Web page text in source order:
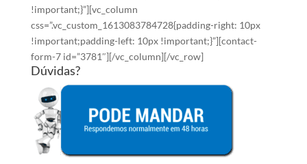
!important;}”][vc_column
css=”.vc_custom_1613083784728{padding-right: 10px
!important;padding-left: 10px !important;}”][contact-
form-7 id=”3781″][/vc_column][/vc_row]
Dúvidas?